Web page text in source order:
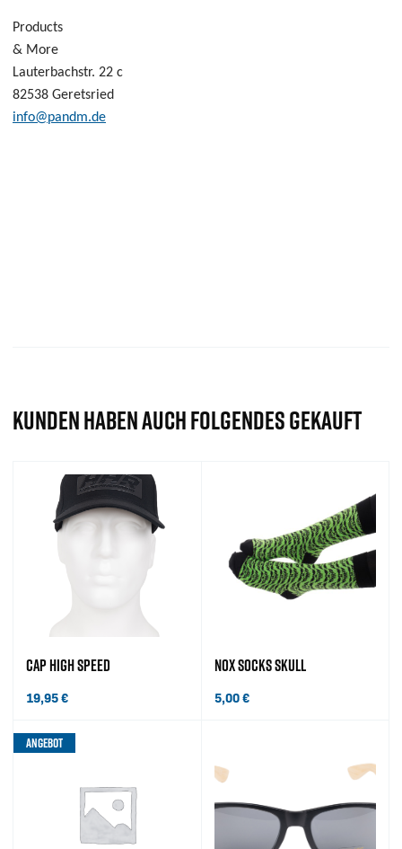
Products
& More
Lauterbachstr. 22 c
82538 Geretsried
info@pandm.de
KUNDEN HABEN AUCH FOLGENDES GEKAUFT
CAP HIGH SPEED
19,95€
NOX SOCKS SKULL
5,00€
ANGEBOT